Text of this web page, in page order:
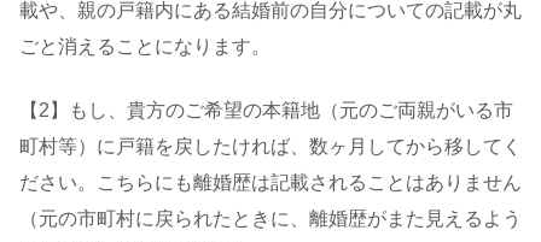
載や、親の戸籍内にある結婚前の自分についての記載が丸
ごと消えることになります。
【2】もし、貴方のご希望の本籍地（元のご両親がいる市
町村等）に戸籍を戻したければ、数ヶ月してから移してく
ださい。こちらにも離婚歴は記載されることはありません
（元の市町村に戻られたときに、離婚歴がまた見えるよう